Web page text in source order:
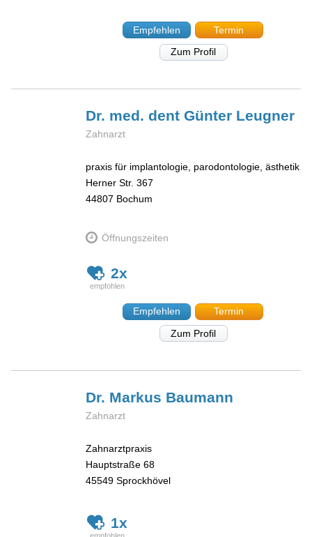
Empfehlen
Termin
Zum Profil
Dr. med. dent Günter Leugner
Zahnarzt
praxis für implantologie, parodontologie, ästhetik
Herner Str. 367
44807 Bochum
Öffnungszeiten
2x
Empfehlen
Termin
Zum Profil
Dr. Markus Baumann
Zahnarzt
Zahnarztpraxis
Hauptstraße 68
45549 Sprockhövel
1x